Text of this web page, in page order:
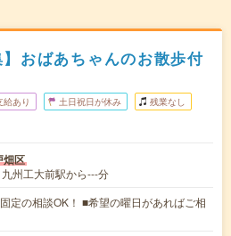
】おばあちゃんのお散歩付
給あり 土日祝日が休み 残業なし
畑区
州工大前駅から---分
定の相談OK！ ■希望の曜日があればご相